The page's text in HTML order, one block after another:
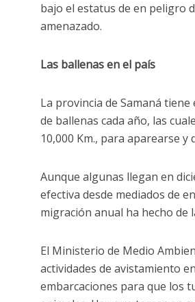
bajo el estatus de en peligro
amenazado.
Las ballenas en el país
La provincia de Samaná
de ballenas cada año, las
10,000 Km., para aparearse y
Aunque algunas llegan en
efectiva desde mediados de
migración anual ha hecho
El Ministerio de Medio
actividades de avistamiento
embarcaciones para que los